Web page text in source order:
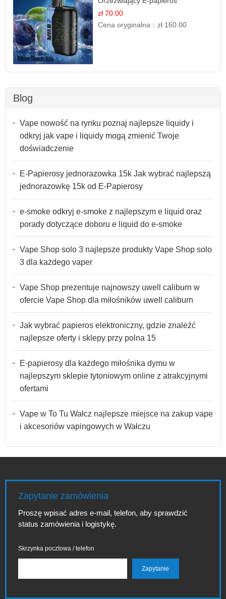
Jednorazowy | IBVAPE
zł 70.00
Cena oryginalna：zł 160.00
Blog
Vape nowość na rynku poznaj najlepsze liquidy i
odkryj jak vape i liquidy mogą zmienić Twoje
doświadczenie
E-Papierosy jednorazowka 15k Jak wybrać najlepszą
jednorazowkę 15k od E-Papierosy
e-smoke odkryj e-smoke z najlepszym e liquid oraz
porady dotyczące doboru e liquid do e-smoke
Vape Shop solo 3 najlepsze produkty Vape Shop solo
3 dla każdego vaper
Vape Shop prezentuje najnowszy uwell caliburn w
ofercie Vape Shop dla miłośników uwell caliburn
Jak wybrać papieros elektroniczny, gdzie znaleźć
najlepsze oferty i sklepy przy polna 15
E-papierosy dla każdego miłośnika dymu w
najlepszym sklepie tytoniowym online z atrakcyjnymi
ofertami
Vape w To Tu Wałcz najlepsze miejsce na zakup vape
i akcesoriów vapingowych w Wałczu
Zapytanie zamówienia
Proszę wpisać adres e-mail, telefon, aby sprawdzić
status zamówienia i logistykę.
Skrzynka pocztowa / telefon